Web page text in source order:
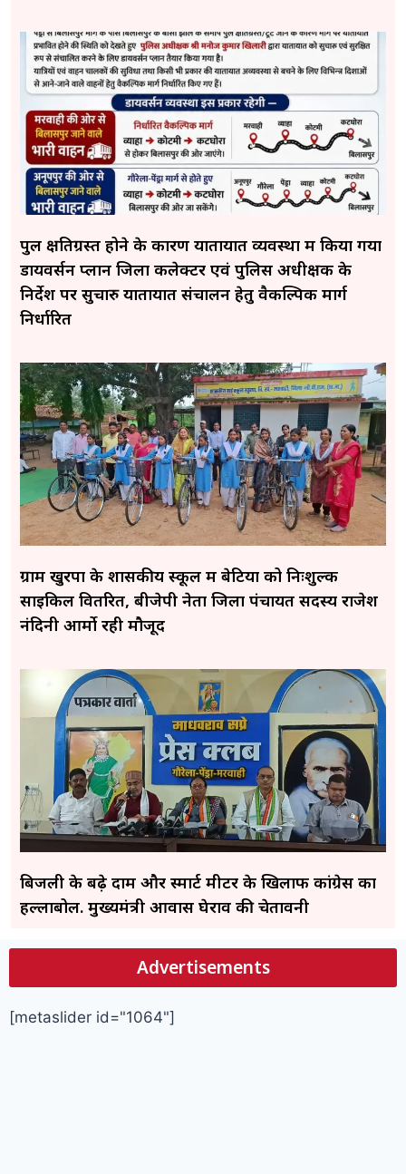
पुल क्षतिग्रस्त होने के कारण यातायात व्यवस्था में किया गया
डायवर्सन प्लान जिला कलेक्टर एवं पुलिस अधीक्षक के
निर्देश पर सुचारु यातायात संचालन हेतु वैकल्पिक मार्ग
निर्धारित
ग्राम खुरपा के शासकीय स्कूल में बेटियों को निःशुल्क
साइकिल वितरित, बीजेपी नेता जिला पंचायत सदस्य राजेश
नंदिनी आर्मो रही मौजूद
बिजली के बढ़े दाम और स्मार्ट मीटर के खिलाफ कांग्रेस का
हल्लाबोल. मुख्यमंत्री आवास घेराव की चेतावनी
Advertisements
[metaslider id="1064"]